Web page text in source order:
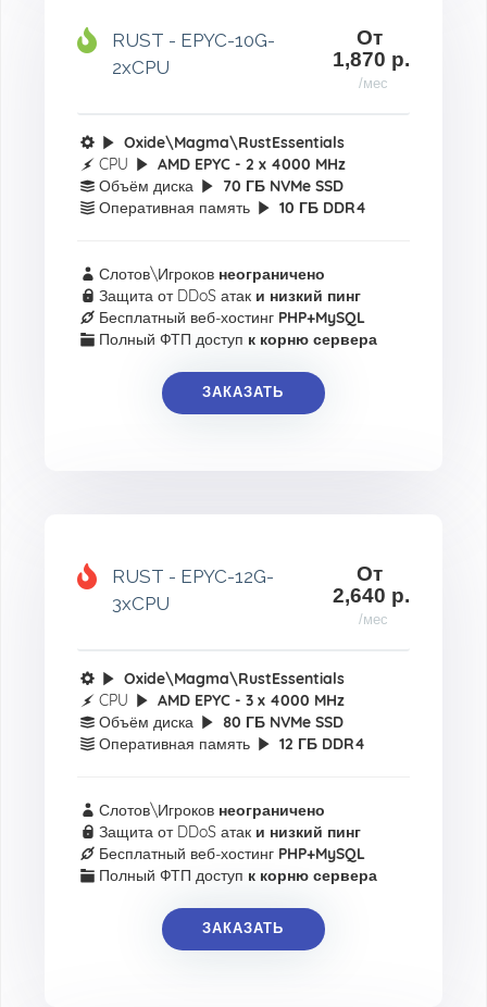
RUST - EPYC-10G-
2xCPU
От
1,870 р.
/мес
Oxide\Magma\RustEssentials
CPU
AMD EPYC - 2 x 4000 MHz
Объём диска
70 ГБ NVMe SSD
Оперативная память
10 ГБ DDR4
Слотов\Игроков неограничено
Защита от DDoS атак и низкий пинг
Бесплатный веб-хостинг PHP+MySQL
Полный ФТП доступ к корню сервера
ЗАКАЗАТЬ
RUST - EPYC-12G-
3xCPU
От
2,640 р.
/мес
Oxide\Magma\RustEssentials
CPU
AMD EPYC - 3 x 4000 MHz
Объём диска
80 ГБ NVMe SSD
Оперативная память
12 ГБ DDR4
Слотов\Игроков неограничено
Защита от DDoS атак и низкий пинг
Бесплатный веб-хостинг PHP+MySQL
Полный ФТП доступ к корню сервера
ЗАКАЗАТЬ